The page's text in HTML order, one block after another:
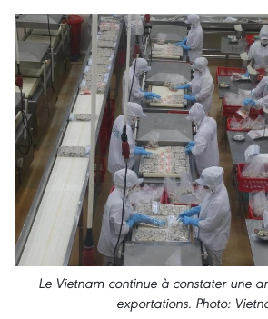
Le Vietnam continue à constater une
exportations. Photo: